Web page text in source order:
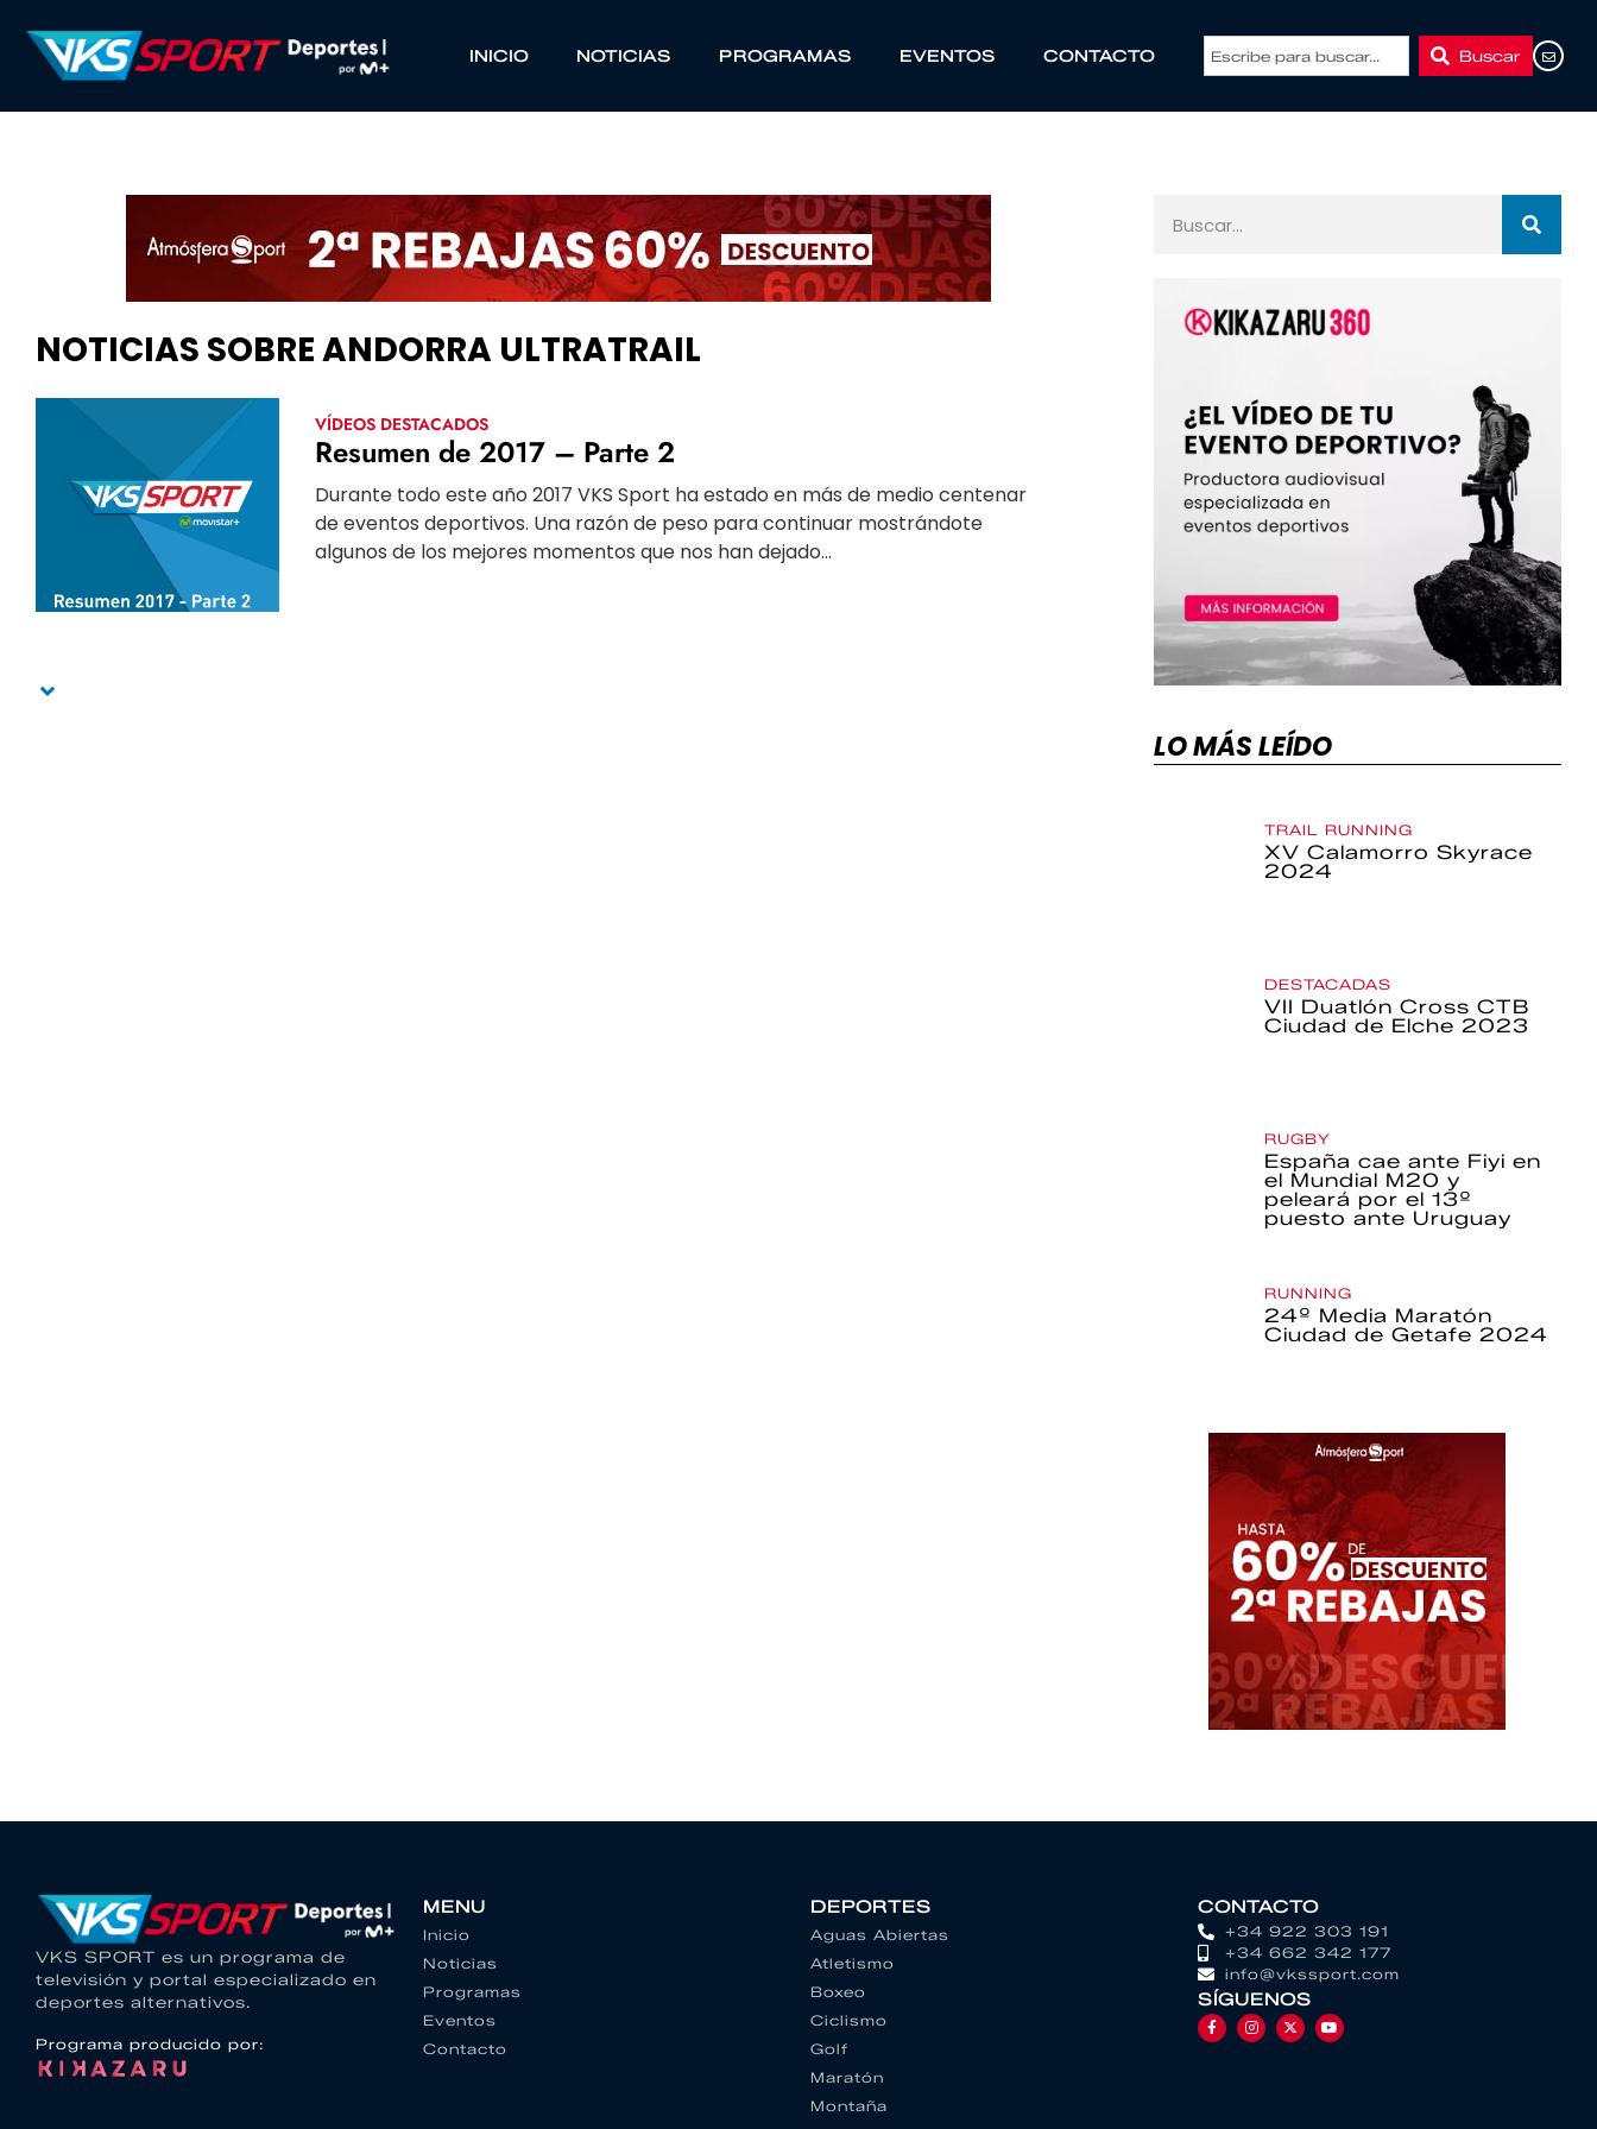
INICIO NOTICIAS PROGRAMAS EVENTOS CONTACTO Buscar
NOTICIAS SOBRE ANDORRA ULTRATRAIL
VÍDEOS DESTACADOS
Resumen de 2017 – Parte 2
Durante todo este año 2017 VKS Sport ha estado en más de medio centenar
de eventos deportivos. Una razón de peso para continuar mostrándote
algunos de los mejores momentos que nos han dejado...
LO MÁS LEÍDO
TRAIL RUNNING
XV Calamorro Skyrace
2024
DESTACADAS
VII Duatlón Cross CTB
Ciudad de Elche 2023
RUGBY
España cae ante Fiyi en
el Mundial M20 y
peleará por el 13º
puesto ante Uruguay
RUNNING
24º Media Maratón
Ciudad de Getafe 2024
VKS SPORT es un programa de
televisión y portal especializado en
deportes alternativos.
Programa producido por:
MENU
Inicio
Noticias
Programas
Eventos
Contacto
DEPORTES
Aguas Abiertas
Atletismo
Boxeo
Ciclismo
Golf
Maratón
Montaña
CONTACTO
+34 922 303 191
+34 662 342 177
info@vkssport.com
SÍGUENOS